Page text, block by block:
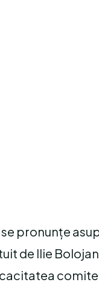
pronunțe
de Ilie